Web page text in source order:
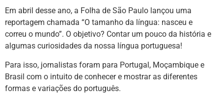
Em abril desse ano, a Folha de São Paulo lançou uma
reportagem chamada “O tamanho da língua: nasceu e
correu o mundo”. O objetivo? Contar um pouco da história e
algumas curiosidades da nossa língua portuguesa!
Para isso, jornalistas foram para Portugal, Moçambique e
Brasil com o intuito de conhecer e mostrar as diferentes
formas e variações do português.